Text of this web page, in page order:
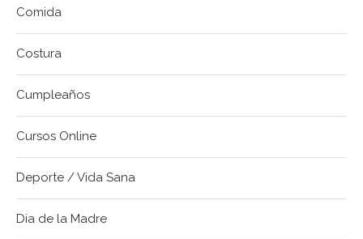
Comida
Costura
Cumpleaños
Cursos Online
Deporte / Vida Sana
Dia de la Madre